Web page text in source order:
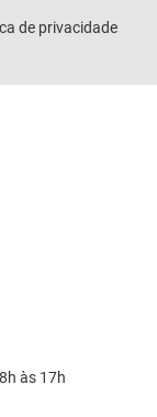
de privacidade
às 17h